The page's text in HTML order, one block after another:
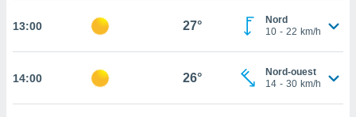
à
le
13:00 27°
Nord
10 - 22 km/h
14:00 26°
Nord-ouest
14 - 30 km/h